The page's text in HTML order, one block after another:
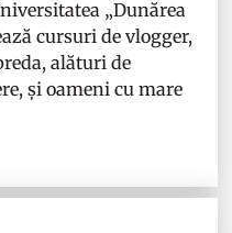
„Dunărea
cursuri de vlogger,
alături de
și oameni cu mare